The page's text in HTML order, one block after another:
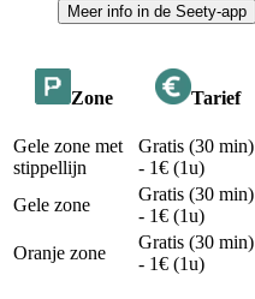
Meer info in de Seety-app
Zone Tarief
Gele zone met
stippellijn
Gratis (30 min)
- 1€ (1u)
Gele zone
Gratis (30 min)
- 1€ (1u)
Oranje zone
Gratis (30 min)
- 1€ (1u)